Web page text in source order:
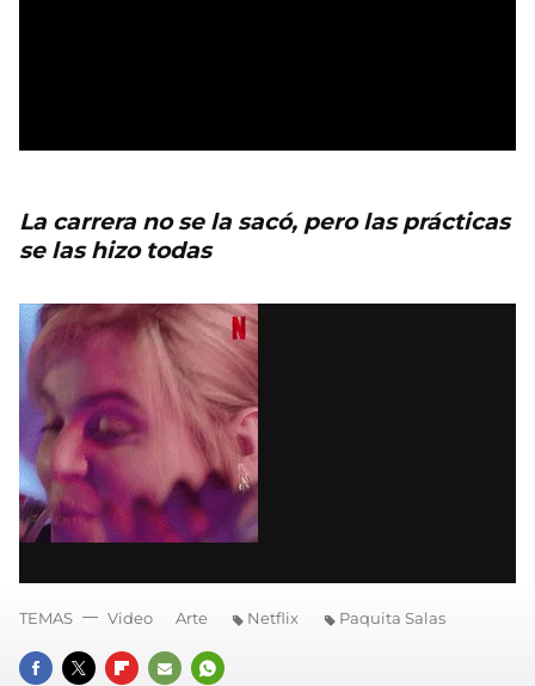
La carrera no se la sacó, pero las prácticas
se las hizo todas
TEMAS Video Arte Netflix Paquita Salas